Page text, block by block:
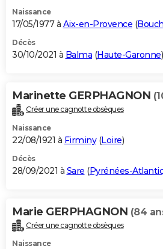
Naissance
17/05/1977 à Aix-en-Provence (
Décès
30/10/2021 à Balma (Haute-Garonne)
Marinette GERPHAGNON
Créer une cagnotte obsèques
Naissance
22/08/1921 à Firminy(Loire)
Décès
28/09/2021 à Sare (Pyrénées-
Marie GERPHAGNON (84
Créer une cagnotte obsèques
Naissance